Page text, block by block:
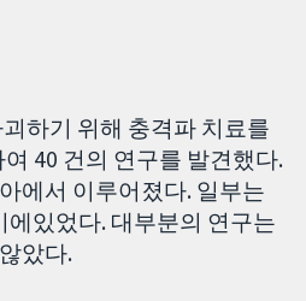
하기 위해 충격파 치료를
40 건의 연구를 발견했다.
에서 이루어졌다. 일부는
에있었다. 대부분의 연구는
았다.